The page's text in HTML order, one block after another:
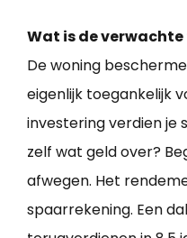
Wat is de
De woning
eigenlijk toegankelijk
investering verdien je
zelf wat geld over?
afwegen. Het
spaarrekening. Een